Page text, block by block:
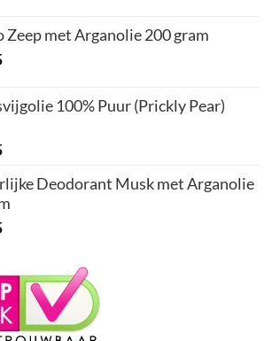
Zeep met Arganolie 200 gram
100% Puur (Prickly Pear)
Deodorant Musk met Arganolie